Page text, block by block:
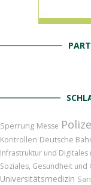
Sperrung Messe
Kontrollen Deutsche
Infrastruktur und Digitales
Soziales, Gesundheit und
Universitätsmedizin